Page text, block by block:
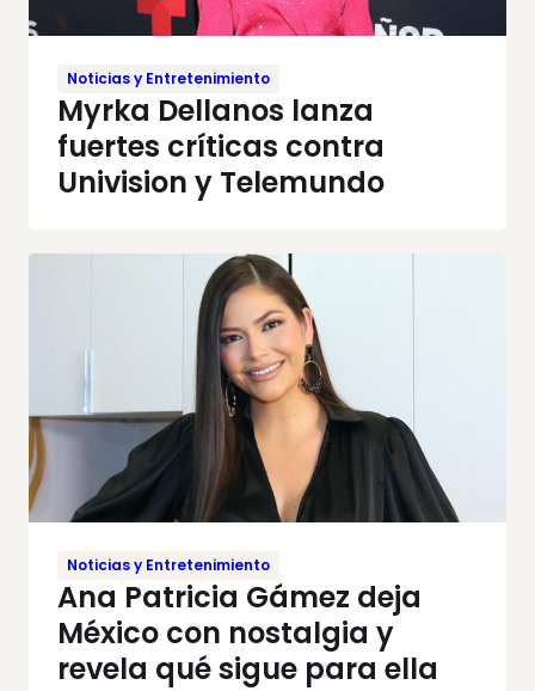
Noticias y Entretenimiento
Myrka Dellanos lanza
fuertes críticas contra
Univision y Telemundo
Noticias y Entretenimiento
Ana Patricia Gámez deja
México con nostalgia y
revela qué sigue para ella